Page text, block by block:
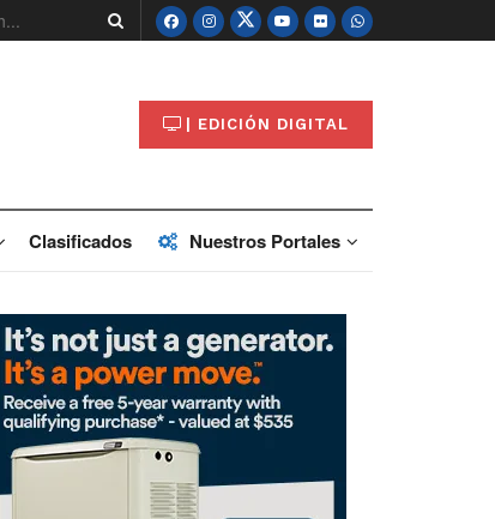
| EDICIÓN DIGITAL
Clasificados Nuestros Portales